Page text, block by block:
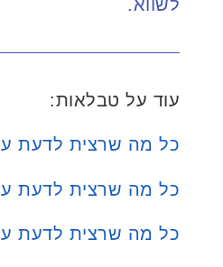
לשווא.
עוד על טבלאות:
כל מה שרצית לדעת
כל מה שרצית לדעת
כל מה שרצית לדעת